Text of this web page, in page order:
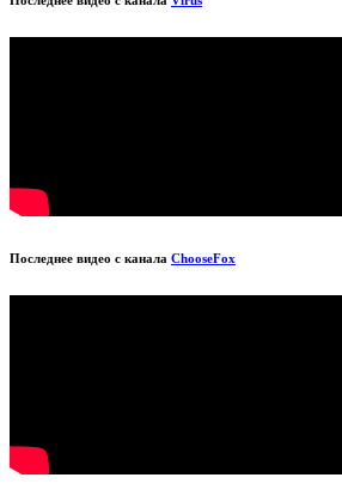
Последнее видео с канала ChooseFox